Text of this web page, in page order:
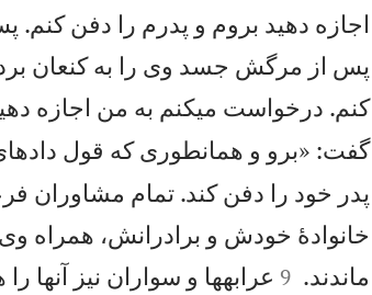
اجازه دهيد بروم و پدرم را دفن
پس از مرگش جسد وی را به كنعان
كنم. درخواست میكنم به من اجازه
گفت: «برو و همانطوری كه قول
پدر خود را دفن كند. تمام مشاوران
خانوادهٔ خودش و برادرانش، همراه
ماندند.

9 عرابهها و سواران نيز آنها